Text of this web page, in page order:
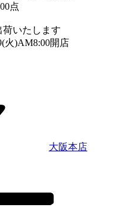
点
いたします
火)AM8:00開店
大阪本店